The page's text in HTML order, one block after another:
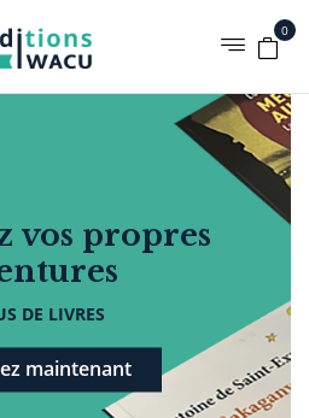
0
vos propres
DE LIVRES
maintenant